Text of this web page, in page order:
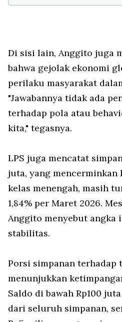
Di sisi lain, Anggito juga
bahwa gejolak ekonomi
perilaku masyarakat
"Jawabannya tidak ada
terhadap pola atau
kita," tegasnya.
LPS juga mencatat
juta, yang mencerminkan
kelas menengah, masih
1,84% per Maret 2026.
Anggito menyebut angka
stabilitas.
Porsi simpanan terhadap
menunjukkan
Saldo di bawah Rp100
dari seluruh simpanan,